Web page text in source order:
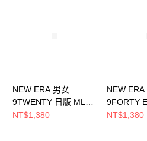
NEW ERA 男女
9TWENTY 日版 MLB
BATTERMAN 費城費
NT$1,380
NEW ERA
9FORTY
MLB
NT$1,380